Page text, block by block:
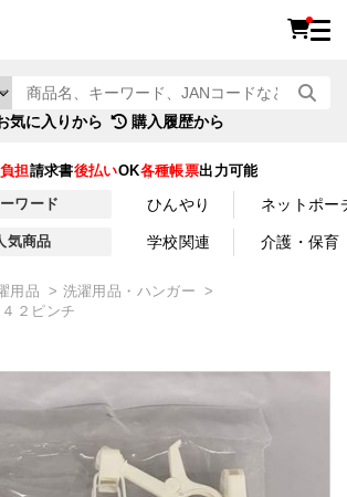
気に入りから 購入履歴から
担請求書後払いOK各種帳票出力可能
ワード ひんやり ネットポー
気商品 学校関連 介護・保育
用品
洗濯用品・ハンガー
２ピンチ